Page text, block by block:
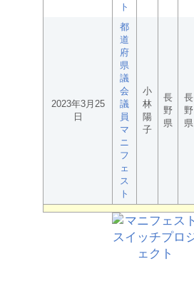
ト
2023年3月25
日
都
道
府
県
議
会
議
員
マ
ニ
フ
ェ
ス
ト
小
林
陽
子
長
野
県
長
野
県